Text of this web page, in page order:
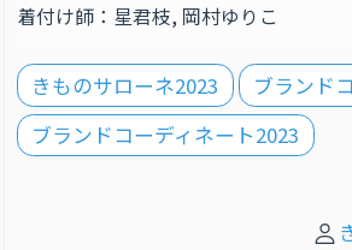
着付け師：星君枝, 岡村ゆりこ
きものサローネ2023
ブランド
ブランドコーディネート2023